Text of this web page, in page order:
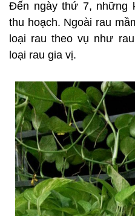
Đến ngày thứ 7, những
thu hoạch. Ngoài rau
loại rau theo vụ như
loại rau gia vị.